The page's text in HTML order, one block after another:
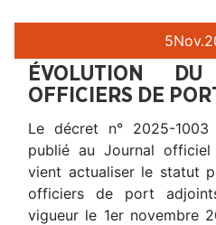
5Nov.
ÉVOLUTION
OFFICIERS DE
Le décret n° 2025-
publié au Journal
vient actualiser le statut
officiers de port
vigueur le 1er novembre